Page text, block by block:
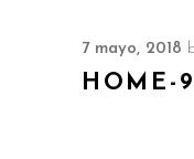
7 mayo, 2018
HOME-